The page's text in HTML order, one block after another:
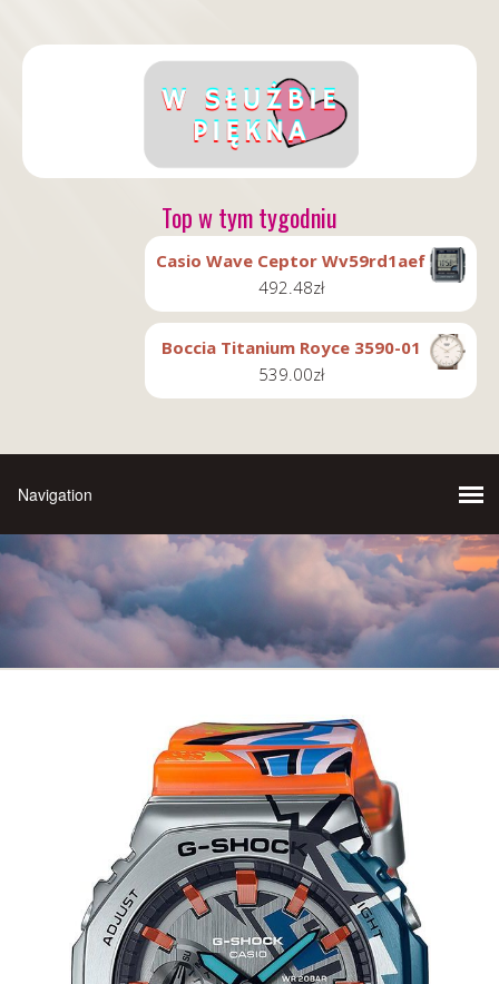
Top w tym tygodniu
Casio Wave Ceptor Wv59rd1aef
492.48zł
Boccia Titanium Royce 3590-01
539.00zł